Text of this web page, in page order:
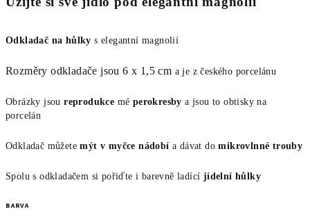
Odkladač na hůlky s elegantní magnolií
Rozměry odkladače jsou 6 x 1,5 cm a je z českého porcelánu
Obrázky jsoureprodukce mé perokresby a jsou to obtisky na
porcelán
Odkladač můžetemýt v myčce nádobí a dávat domikrovlnné trouby
Spolu s odkladačem si pořiďte i barevně ladící jídelní hůlky
BARVA